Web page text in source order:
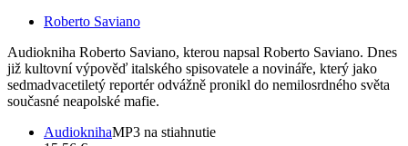
Roberto Saviano
Audiokniha Roberto Saviano, kterou napsal Roberto Saviano. Dnes
již kultovní výpověď italského spisovatele a novináře, který jako
sedmadvacetiletý reportér odvážně pronikl do nemilosrdného světa
současné neapolské mafie.
AudioknihaMP3 na stiahnutie